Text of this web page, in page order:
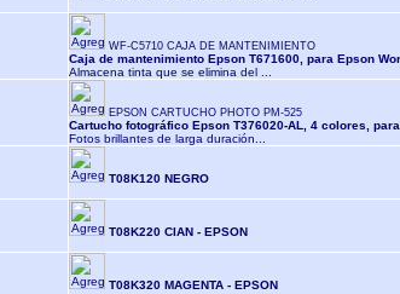
WF-C5710 CAJA DE MANTENIMIENTO
Caja de mantenimiento Epson T671600, para Epson
Almacena tinta que se elimina del ...
EPSON CARTUCHO PHOTO PM-525
Cartucho fotográfico Epson T376020-AL, 4 colores,
Fotos brillantes de larga duración...
T08K120 NEGRO
T08K220 CIAN - EPSON
T08K320 MAGENTA - EPSON